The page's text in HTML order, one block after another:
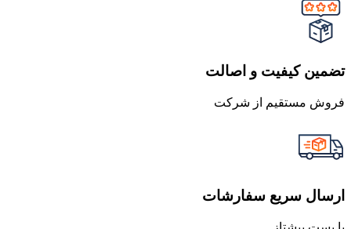
تضمین کیفیت و اصالت
فروش مستقیم از شرکت
ارسال سریع سفارشات